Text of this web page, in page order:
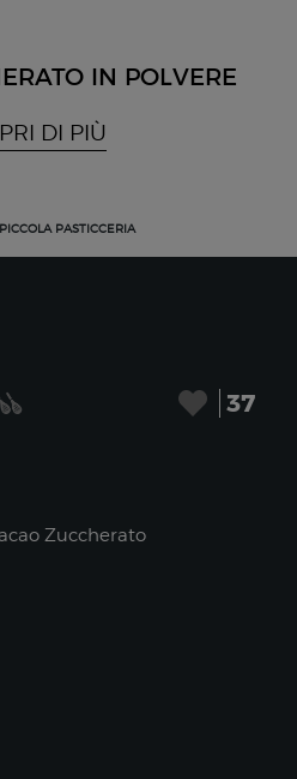
IN POLVERE
DI PIÙ
PASTICCERIA
37
Zuccherato